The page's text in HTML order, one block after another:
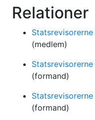
Relationer
Statsrevisorerne
(medlem)
Statsrevisorerne
(formand)
Statsrevisorerne
(formand)